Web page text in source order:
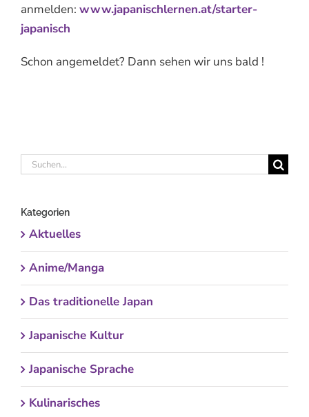
anmelden: www.japanischlernen.at/starter-
japanisch
Schon angemeldet? Dann sehen wir uns bald !
Suche
Kategorien
Aktuelles
Anime/Manga
Das traditionelle Japan
Japanische Kultur
Japanische Sprache
Kulinarisches